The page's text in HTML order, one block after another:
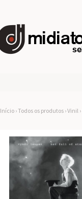
Início ›Todos os produtos ›Vinil ›